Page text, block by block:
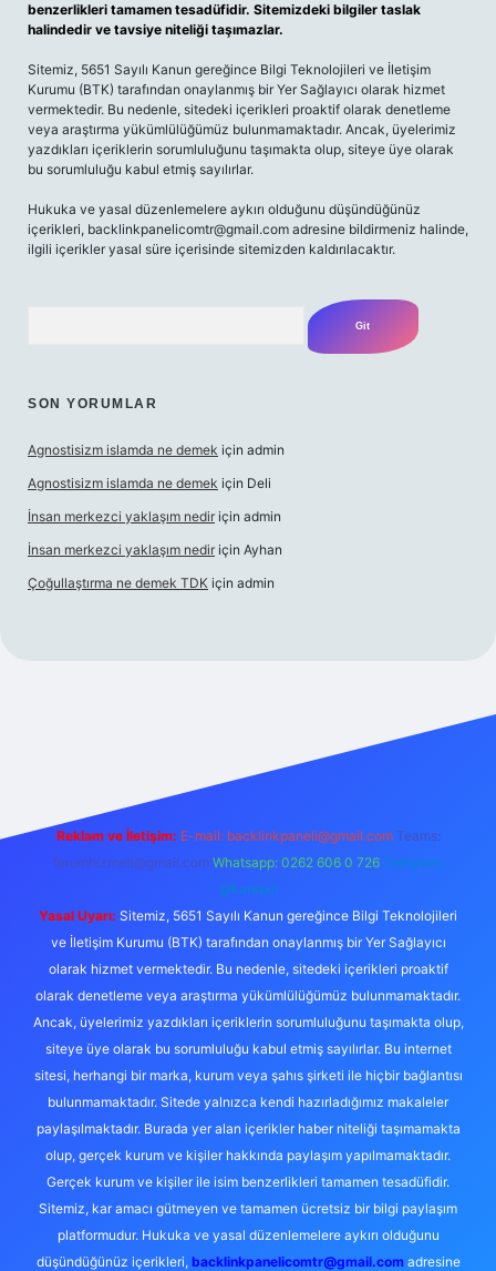
benzerlikleri tamamen tesadüfidir. Sitemizdeki bilgiler taslak
halindedir ve tavsiye niteliği taşımazlar.
Sitemiz, 5651 Sayılı Kanun gereğince Bilgi Teknolojileri ve İletişim
Kurumu (BTK) tarafından onaylanmış bir Yer Sağlayıcı olarak hizmet
vermektedir. Bu nedenle, sitedeki içerikleri proaktif olarak denetleme
veya araştırma yükümlülüğümüz bulunmamaktadır. Ancak, üyelerimiz
yazdıkları içeriklerin sorumluluğunu taşımakta olup, siteye üye olarak
bu sorumluluğu kabul etmiş sayılırlar.
Hukuka ve yasal düzenlemelere aykırı olduğunu düşündüğünüz
içerikleri, backlinkpanelicomtr@gmail.com adresine bildirmeniz halinde,
ilgili içerikler yasal süre içerisinde sitemizden kaldırılacaktır.
SON YORUMLAR
Agnostisizm islamda ne demek için admin
Agnostisizm islamda ne demek için Deli
İnsan merkezci yaklaşım nedir için admin
İnsan merkezci yaklaşım nedir için Ayhan
Çoğullaştırma ne demek TDK için admin
Reklam ve İletişim: E-mail: backlinkpaneli@gmail.com Teams:
forumhizmeti@gmail.com Whatsapp: 0262 606 0 726 Telegram:
@karabul
Yasal Uyarı: Sitemiz, 5651 Sayılı Kanun gereğince Bilgi Teknolojileri
ve İletişim Kurumu (BTK) tarafından onaylanmış bir Yer Sağlayıcı
olarak hizmet vermektedir. Bu nedenle, sitedeki içerikleri proaktif
olarak denetleme veya araştırma yükümlülüğümüz bulunmamaktadır.
Ancak, üyelerimiz yazdıkları içeriklerin sorumluluğunu taşımakta olup,
siteye üye olarak bu sorumluluğu kabul etmiş sayılırlar. Bu internet
sitesi, herhangi bir marka, kurum veya şahıs şirketi ile hiçbir bağlantısı
bulunmamaktadır. Sitede yalnızca kendi hazırladığımız makaleler
paylaşılmaktadır. Burada yer alan içerikler haber niteliği taşımamakta
olup, gerçek kurum ve kişiler hakkında paylaşım yapılmamaktadır.
Gerçek kurum ve kişiler ile isim benzerlikleri tamamen tesadüfidir.
Sitemiz, kar amacı gütmeyen ve tamamen ücretsiz bir bilgi paylaşım
platformudur. Hukuka ve yasal düzenlemelere aykırı olduğunu
düşündüğünüz içerikleri, backlinkpanelicomtr@gmail.comadresine